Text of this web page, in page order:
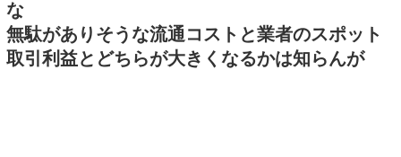
な
無駄がありそうな流通コストと業者のスポット
取引利益とどちらが大きくなるかは知らんが